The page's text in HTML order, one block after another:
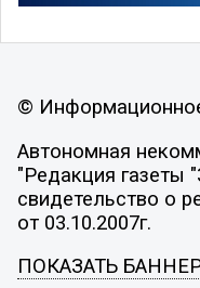
©
Автономная
"Редакция газеты
свидетельство о
от 03.10.2007г.
ПОКАЗАТЬ